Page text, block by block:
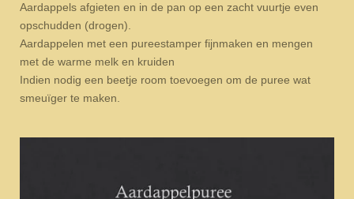
Aardappels afgieten en in de pan op een zacht vuurtje even
opschudden (drogen).
Aardappelen met een pureestamper fijnmaken en mengen
met de warme melk en kruiden
Indien nodig een beetje room toevoegen om de puree wat
smeuïger te maken.